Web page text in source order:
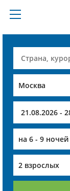
на 6 - 9 ночей
2 взрослых